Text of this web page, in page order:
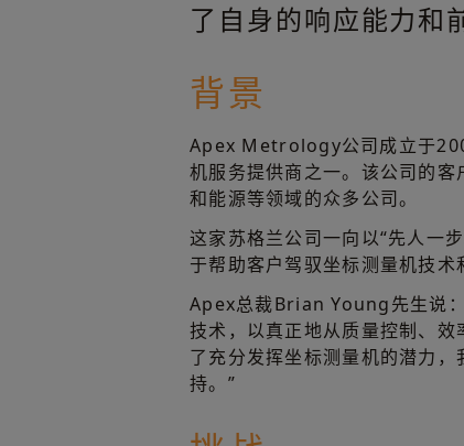
了自身的响应能力和
背景
Apex Metrology公司成立于
机服务提供商之一。该公司的
和能源等领域的众多公司。
这家苏格兰公司一向以“先人一
于帮助客户驾驭坐标测量机技术
Apex总裁Brian Young先生说
技术，以真正地从质量控制、
了充分发挥坐标测量机的潜力
持。”